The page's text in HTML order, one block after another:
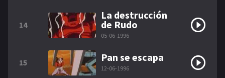
14
La destrucción
de Rudo
05-06-1996
15 Pan se escapa
12-06-1996